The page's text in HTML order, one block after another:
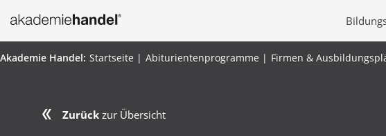
Startseite Abiturientenprogramme Firmen &
Zurück zur Übersicht